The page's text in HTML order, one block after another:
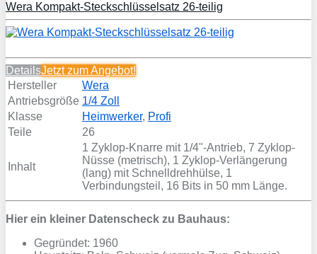
Wera Kompakt-Steckschlüsselsatz 26-teilig
DetailsJetzt zumAngebot!
Hersteller
Wera
Antriebsgröße 1/4 Zoll
Klasse
Heimwerker, Profi
Teile
26
Inhalt
1 Zyklop-Knarre mit 1/4"-Antrieb, 7 Zyklop-
Nüsse (metrisch), 1 Zyklop-Verlängerung
(lang) mit Schnelldrehhülse, 1
Verbindungsteil, 16 Bits in 50 mm Länge.
Hier ein kleiner Datenscheck zu Bauhaus:
Gegründet: 1960